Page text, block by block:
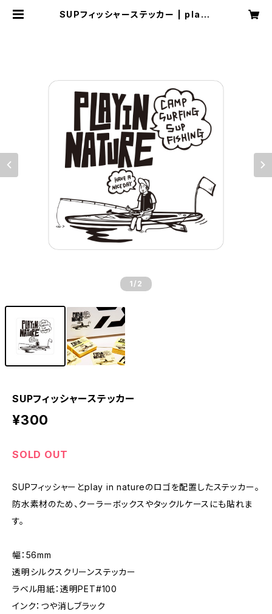
SUPフィッシャーステッカー | play i
1 /2
SUPフィッシャーステッカー
¥300
SOLD OUT
SUPフィッシャーとplay in natureのロゴを配置したステッカー。
防水素材のため、クーラーボックスやタックルケースにも貼れま
す。
幅：56mm
透明シルクスクリーンステッカー
ラベル用紙：透明PET#100
インク：つや消しブラック